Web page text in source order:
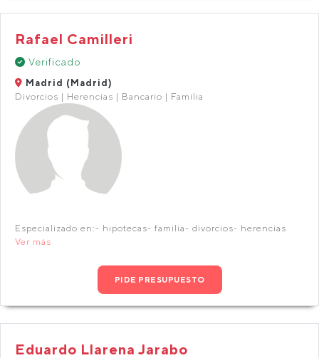
Rafael Camilleri
Verificado
Madrid (Madrid)
Divorcios | Herencias | Bancario | Familia
Especializado en:- hipotecas- familia- divorcios- herencias
Ver más
PIDE PRESUPUESTO
Eduardo Llarena Jarabo